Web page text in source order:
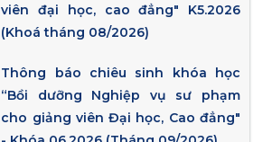
viên đại học, cao đẳng" K5.2026
(Khoá tháng 08/2026)
Thông báo chiêu sinh khóa học
“Bồi dưỡng Nghiệp vụ sư phạm
cho giảng viên Đại học, Cao đẳng"